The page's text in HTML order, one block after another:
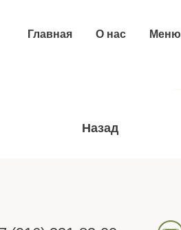
Главная О нас Меню
Назад